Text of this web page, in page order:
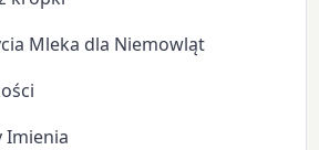
Mleka dla Niemowląt
Imienia